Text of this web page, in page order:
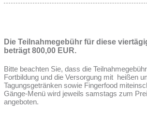
Die Teilnahmegebühr für diese
beträgt 800,00 EUR.
Bitte beachten Sie, dass die
Fortbildung und die Versorgung mit heißen
Tagungsgetränken sowie Fingerfood
Gänge-Menü wird jeweils samstags zum
angeboten.